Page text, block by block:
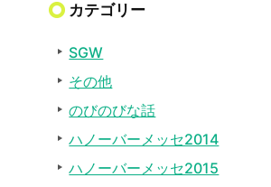
カテゴリー
SGW
その他
のびのびな話
ハノーバーメッセ2014
ハノーバーメッセ2015